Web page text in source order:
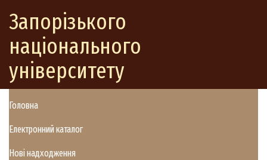
Запорізького
національного
університету
Головна
Електронний каталог
Нові надходження